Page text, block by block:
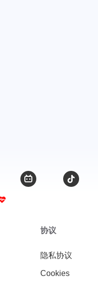
协议
隐私协议
Cookies